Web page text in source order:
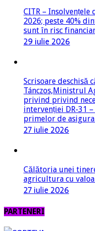
CITR –
2026; peste 40%
sunt în risc
29 iulie 2026
Scrisoare deschisă
Tánczos,Ministrul
privind privind
intervenției DR-31
primelor de
27 iulie 2026
Călătoria unei
agricultura cu
27 iulie 2026
PARTENERI